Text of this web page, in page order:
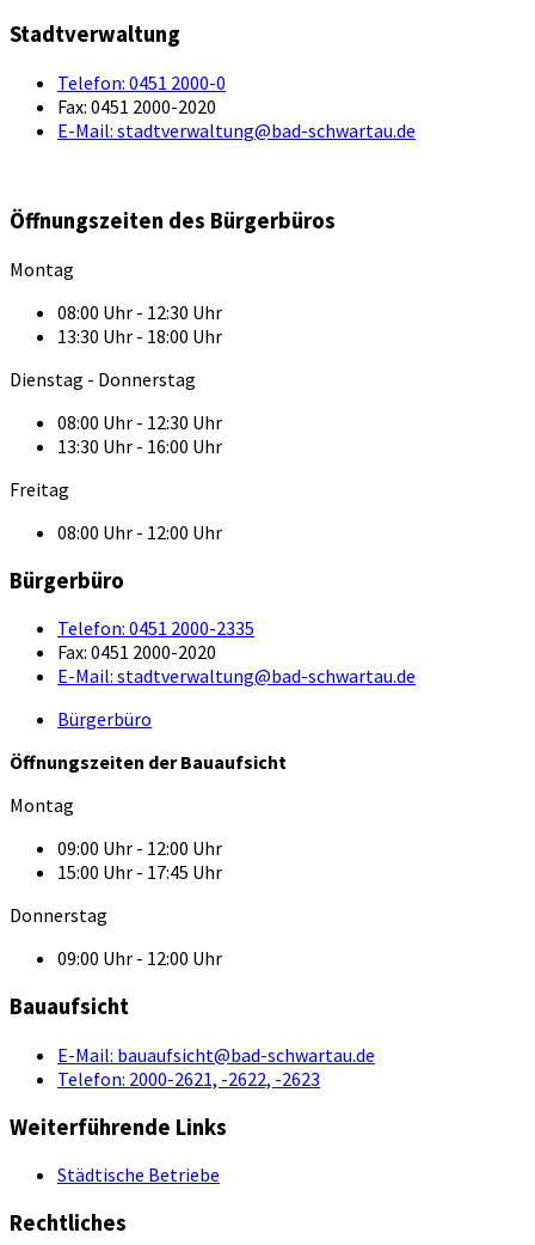
Stadtverwaltung
Telefon: 0451 2000-0
Fax: 0451 2000-2020
E-Mail: stadtverwaltung@bad-schwartau.de
Öffnungszeiten des Bürgerbüros
Montag
08:00 Uhr - 12:30 Uhr
13:30 Uhr - 18:00 Uhr
Dienstag - Donnerstag
08:00 Uhr - 12:30 Uhr
13:30 Uhr - 16:00 Uhr
Freitag
08:00 Uhr - 12:00 Uhr
Bürgerbüro
Telefon: 0451 2000-2335
Fax: 0451 2000-2020
E-Mail: stadtverwaltung@bad-schwartau.de
Bürgerbüro
Öffnungszeiten der Bauaufsicht
Montag
09:00 Uhr - 12:00 Uhr
15:00 Uhr - 17:45 Uhr
Donnerstag
09:00 Uhr - 12:00 Uhr
Bauaufsicht
E-Mail: bauaufsicht@bad-schwartau.de
Telefon: 2000-2621, -2622, -2623
Weiterführende Links
Städtische Betriebe
Rechtliches